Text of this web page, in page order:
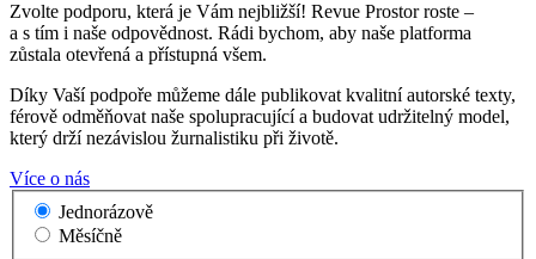
Zvolte podporu, která je Vám nejbližší! Revue Prostor roste –
a s tím i naše odpovědnost. Rádi bychom, aby naše platforma
zůstala otevřená a přístupná všem.
Díky Vaší podpoře můžeme dále publikovat kvalitní autorské texty,
férově odměňovat naše spolupracující a budovat udržitelný model,
který drží nezávislou žurnalistiku při životě.
Více o nás
Jednorázově
Měsíčně